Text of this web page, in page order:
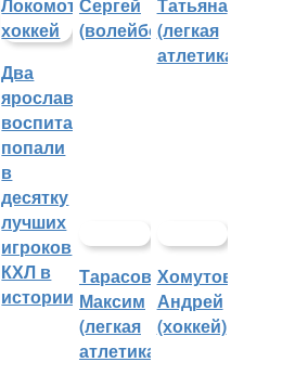
Два
ярославских
воспитанника
попали
в
десятку
лучших
игроков
КХЛ в
истории
(волейбол)(легкая
атлетика)
Тарасов
Максим
(легкая
атлетика)
Хомутов
Андрей
(хоккей)